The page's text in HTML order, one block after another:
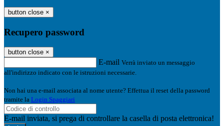
button close ×
Recupero password
button close ×
E-mail Verrà inviato un messaggio
all'indirizzo indicato con le istruzioni necessarie.
Non hai una e-mail associata al nome utente? Effettua il reset della password
tramite la Login Spaggiari
E-mail inviata, si prega di controllare la casella di posta elettronica!